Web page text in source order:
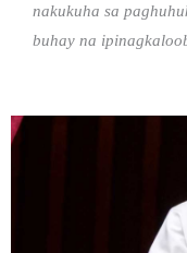
nakukuha sa
buhay na